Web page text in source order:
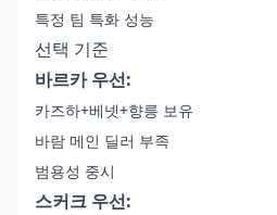
특정 팀 특화 성능
선택 기준
바르카 우선:
카즈하+베넷+향릉 보유
바람 메인 딜러 부족
범용성 중시
스커크 우선: